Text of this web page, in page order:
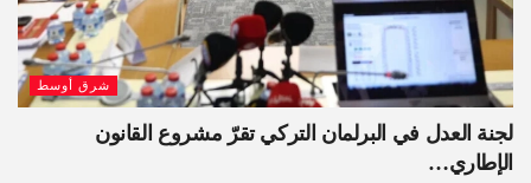
شرق أوسط
لجنة العدل في البرلمان التركي تقرّ مشروع القانون
الإطاري…